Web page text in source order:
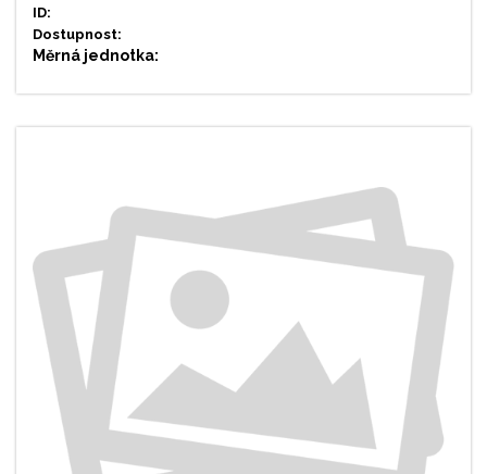
ID:
Dostupnost:
Měrná jednotka: